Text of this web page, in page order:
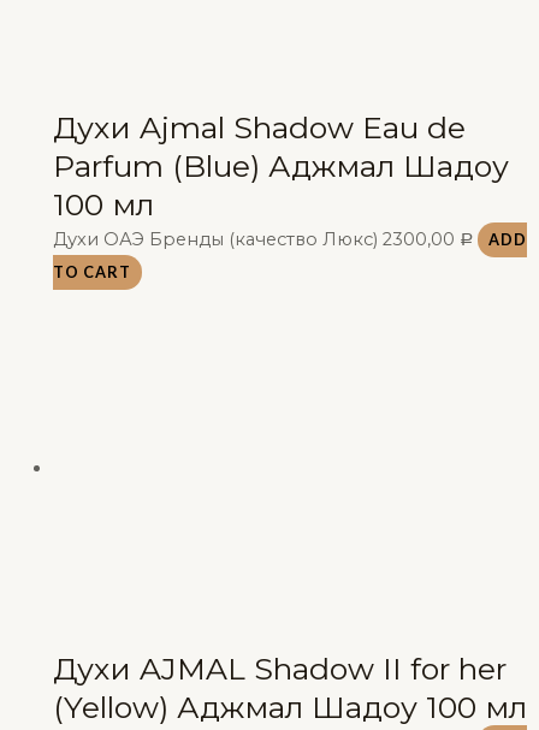
Духи Ajmal Shadow Eau de
Parfum (Blue) Аджмал Шадоу
100 мл
Духи ОАЭ Бренды (качество Люкс) 2300,00 Р
ADD
TO CART
Духи AJMAL Shadow II for her
(Yellow) Аджмал Шадоу 100 мл